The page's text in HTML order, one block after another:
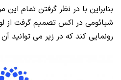
بنابراین با در نظر گرفتن تمام
شیائومی در اکس تصمیم گرفت از
رونمایی کند که در زیر می توانید